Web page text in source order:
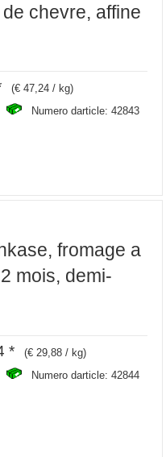
chevre, affine
(€ 47,24 / kg)
Numero darticle: 42843
fromage a
mois, demi-
* (€ 29,88 / kg)
Numero darticle: 42844